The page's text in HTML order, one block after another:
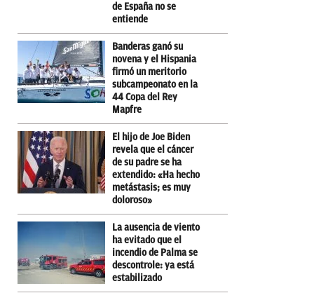
de España no se
entiende
Banderas ganó su
novena y el Hispania
firmó un meritorio
subcampeonato en la
44 Copa del Rey
Mapfre
El hijo de Joe Biden
revela que el cáncer
de su padre se ha
extendido: «Ha hecho
metástasis; es muy
doloroso»
La ausencia de viento
ha evitado que el
incendio de Palma se
descontrole: ya está
estabilizado